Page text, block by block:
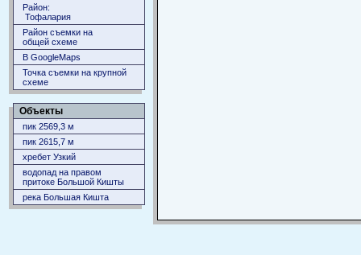
Район:
Тофалария
Район съемки на
общей схеме
В GoogleMaps
Точка съемки на крупной
схеме
Объекты
пик 2569,3 м
пик 2615,7 м
хребет Узкий
водопад на правом
притоке Большой Кишты
река Большая Кишта